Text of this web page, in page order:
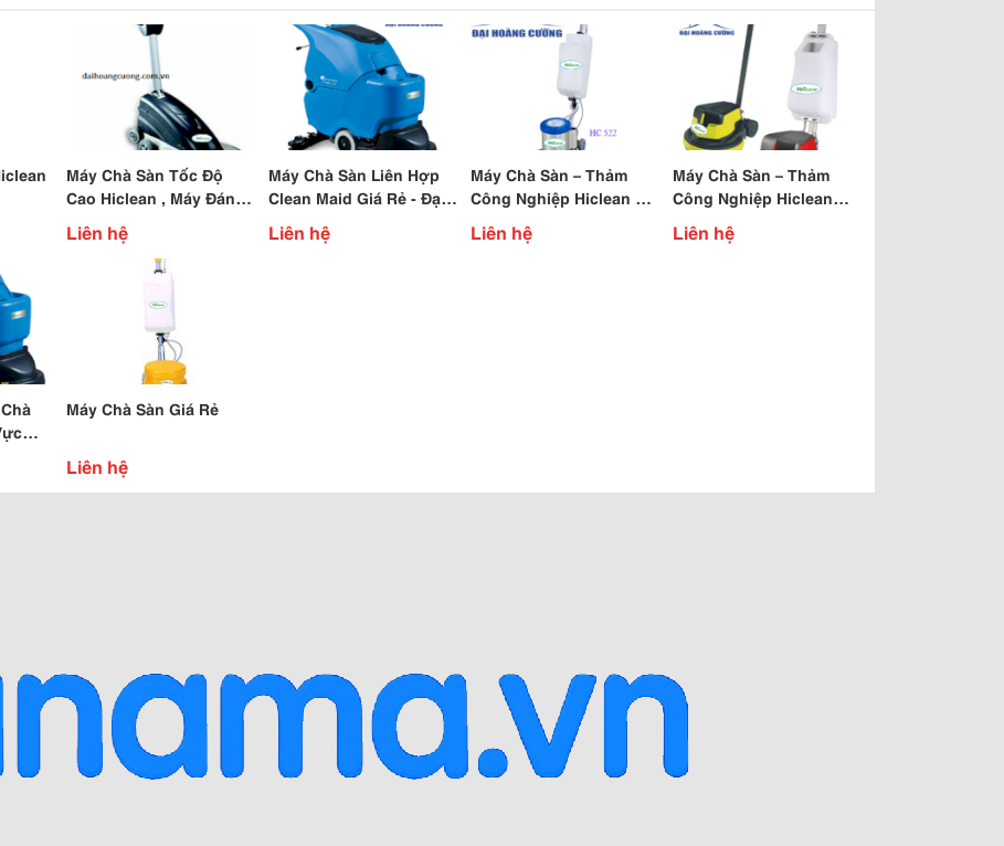
Máy Chà Sàn Tốc Độ
Cao Hiclean , Máy Đánh
Bóng Sàn Nhà Hiclean
Hc1500C
Liên hệ
Máy Chà Sàn Liên Hợp
Clean Maid Giá Rẻ - Đại
Hoàng Cường
Liên hệ
Máy Chà Sàn – Thảm
Công Nghiệp Hiclean Hc
522
Liên hệ
Máy Chà Sàn – Thảm
Công Nghiệp Hiclean
Model Bd 1A
Liên hệ
Máy Chà Sàn Giá Rẻ
Liên hệ